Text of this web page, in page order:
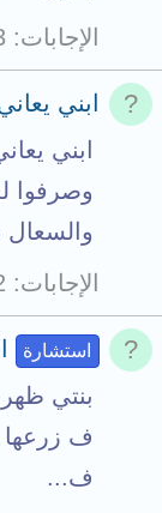
الإجابات
ابني
ابني
وصرفوا
الإجابات
استشارة
ف زرعها
ف...